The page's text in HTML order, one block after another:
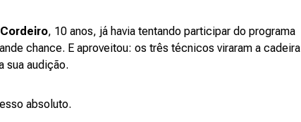
, 10 anos, já havia tentando participar do programa
chance. E aproveitou: os três técnicos viraram a cadeira
sua audição.
absoluto.